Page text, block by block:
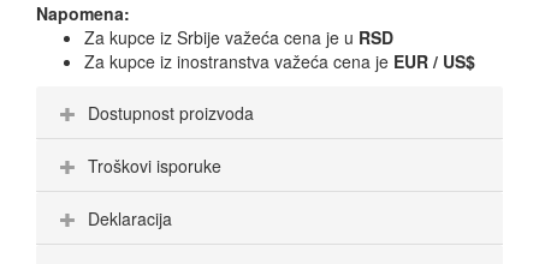
Napomena:
Za kupce iz Srbije važeća cena je u RSD
Za kupce iz inostranstva važeća cena je EUR / US$
Dostupnost proizvoda
Troškovi isporuke
Deklaracija